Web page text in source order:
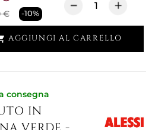
€ -10%
AGGIUNGI AL CARRELLO
consegna
IN